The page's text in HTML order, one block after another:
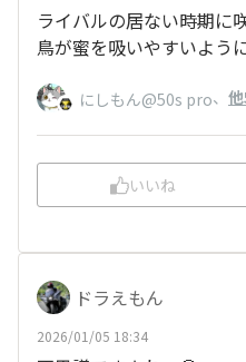
ライバルの居ない時期に
鳥が蜜を吸いやすいよう
にしもん@50s pro、
いいね
ドラえもん
2026/01/05 18:34